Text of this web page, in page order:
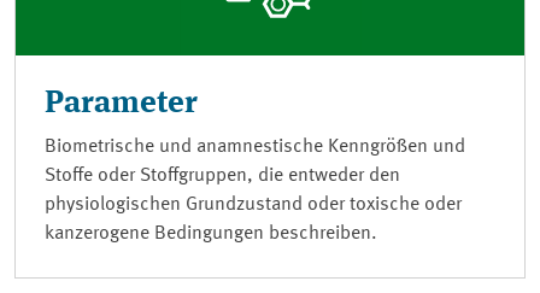
Parameter
Biometrische und anamnestische Kenngrößen und
Stoffe oder Stoffgruppen, die entweder den
physiologischen Grundzustand oder toxische oder
kanzerogene Bedingungen beschreiben.